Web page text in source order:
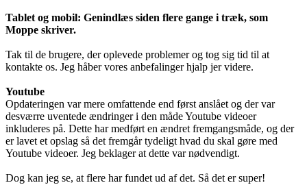
Tablet og mobil: Genindlæs siden flere gange i træk, som
Moppe skriver.
Tak til de brugere, der oplevede problemer og tog sig tid til at
kontakte os. Jeg håber vores anbefalinger hjalp jer videre.
Youtube
Opdateringen var mere omfattende end først anslået og der var
desværre uventede ændringer i den måde Youtube videoer
inkluderes på. Dette har medført en ændret fremgangsmåde, og der
er lavet et opslag så det fremgår tydeligt hvad du skal gøre med
Youtube videoer. Jeg beklager at dette var nødvendigt.
Dog kan jeg se, at flere har fundet ud af det. Så det er super!